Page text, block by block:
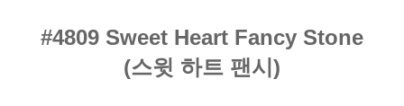
#4809 Sweet Heart Fancy Stone
(스윗 하트 팬시)